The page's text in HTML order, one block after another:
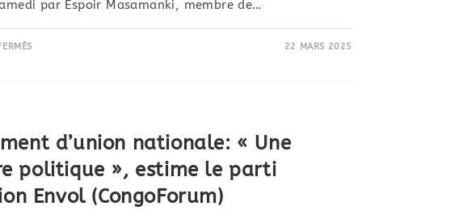
par Espoir Masamanki, membre de…
22 MARS 2025
d’union nationale: « Une
politique », estime le parti
Envol (CongoForum)